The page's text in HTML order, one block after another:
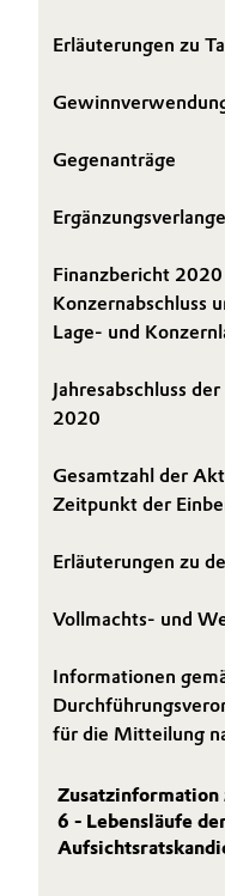
Circular Economy
Coatings, Paints &
Composites
Consumer Goods &
Electronics &
Energy,
Food & Beverage
Home Care &
Industrial
Medical Devices
Oil & Gas,
Einkauf
Governance &
Allgemeine
(AVB)
Business Lines
Karriere
Medien
Erläuterungen zu
Gegenanträge
Finanzbericht
Konzernabschluss
Lage- und
Jahresabschluss
2020
Gesamtzahl der
Zeitpunkt der
Erläuterungen zu
Vollmachts- und
Informationen
für die Mitteilung
Zusatzinformation
6 - Lebensläufe